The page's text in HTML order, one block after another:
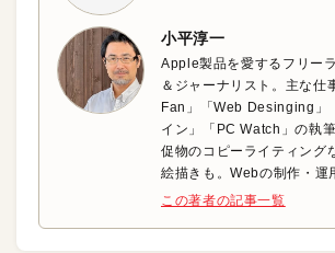
小平淳一
Apple製品を愛するフリー
＆ジャーナリスト。主な仕
Fan」「Web Desinging」
イン」「PC Watch」の執
促物のコピーライティング
絵描きも。Webの制作・運
この著者の記事一覧